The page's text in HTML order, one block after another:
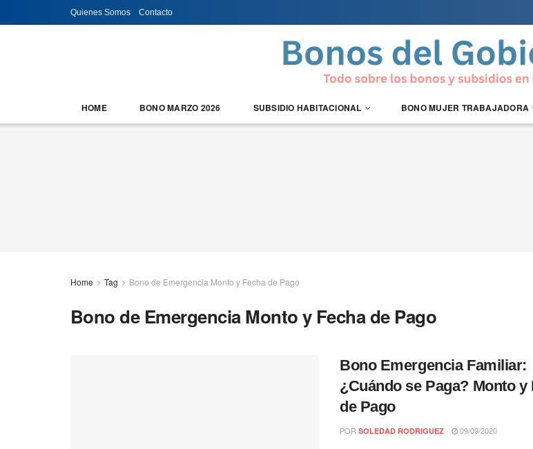
Quienes Somos Contacto
HOME BONO MARZO 2026 SUBSIDIO HABITACIONAL BONO MUJER TRABAJADORA
Home Tag Bono de Emergencia Monto y Fecha de Pago
Bono de Emergencia Monto y Fecha de Pago
Bono Emergencia Familiar:
¿Cuándo se Paga? Monto y
de Pago
POR SOLEDAD RODRIGUEZ 09/09/2020